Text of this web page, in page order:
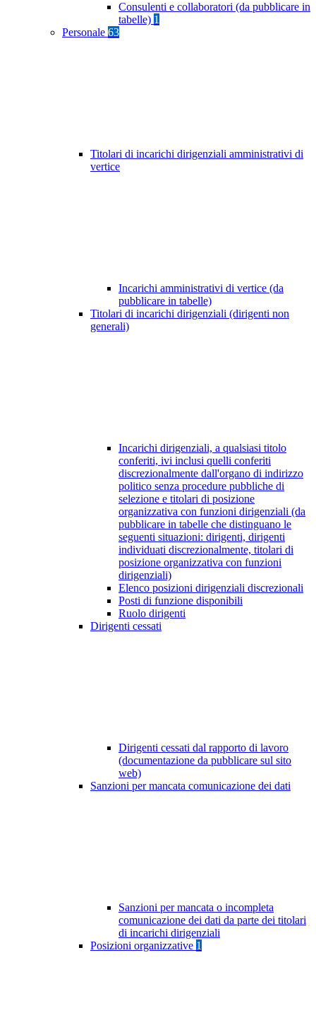
Consulenti e collaboratori (da pubblicare in
tabelle) 1
Personale 63
Titolari di incarichi dirigenziali amministrativi di
vertice
Incarichi amministrativi di vertice (da
pubblicare in tabelle)
Titolari di incarichi dirigenziali (dirigenti non
generali)
Incarichi dirigenziali, a qualsiasi titolo
conferiti, ivi inclusi quelli conferiti
discrezionalmente dall'organo di indirizzo
politico senza procedure pubbliche di
selezione e titolari di posizione
organizzativa con funzioni dirigenziali (da
pubblicare in tabelle che distinguano le
seguenti situazioni: dirigenti, dirigenti
individuati discrezionalmente, titolari di
posizione organizzativa con funzioni
dirigenziali)
Elenco posizioni dirigenziali discrezionali
Posti di funzione disponibili
Ruolo dirigenti
Dirigenti cessati
Dirigenti cessati dal rapporto di lavoro
(documentazione da pubblicare sul sito
web)
Sanzioni per mancata comunicazione dei dati
Sanzioni per mancata o incompleta
comunicazione dei dati da parte dei titolari
di incarichi dirigenziali
Posizioni organizzative 1